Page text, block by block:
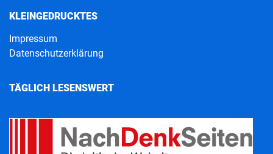
KLEINGEDRUCKTES
Impressum
Datenschutzerklärung
TÄGLICH LESENSWERT